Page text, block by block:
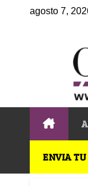
agosto 7,
ENVIA